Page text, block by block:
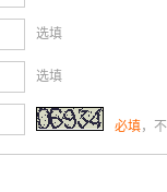
选填
选填
必填，